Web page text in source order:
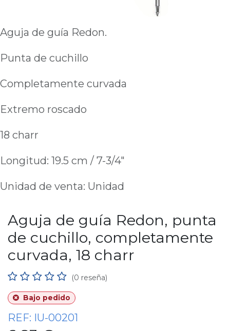
Aguja de guía Redon.
Punta de cuchillo
Completamente curvada
Extremo roscado
18 charr
Longitud: 19.5 cm / 7-3/4"
Unidad de venta: Unidad
Aguja de guía Redon, punta
de cuchillo, completamente
curvada, 18 charr
(0 reseña)
Bajo pedido
REF: IU-00201